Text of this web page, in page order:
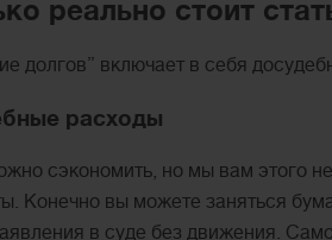
реально стоит
долгов” включает в себя
расходы
сэкономить, но мы вам этого
Конечно вы можете заняться
в суде без движения.